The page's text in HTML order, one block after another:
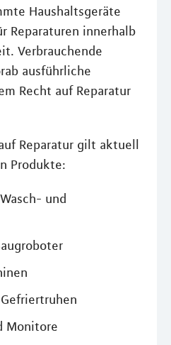
Haushaltsgeräte
Reparaturen innerhalb
Verbrauchende
ausführliche
Recht auf Reparatur
Reparatur gilt aktuell
Produkte:
und
Monitore